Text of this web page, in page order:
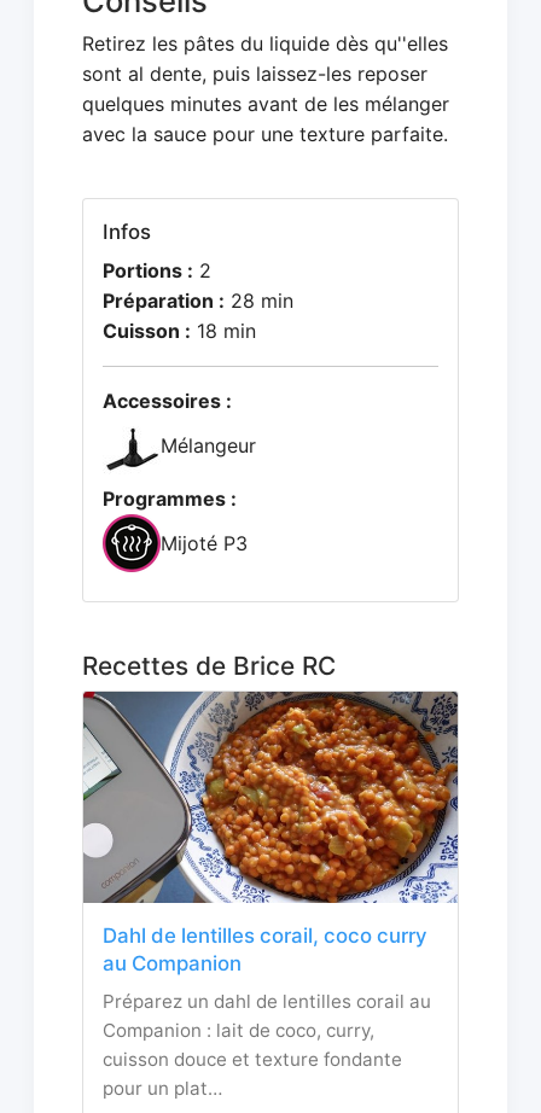
Retirez les pâtes du liquide dès qu''elles
sont al dente, puis laissez-les reposer
quelques minutes avant de les mélanger
avec la sauce pour une texture parfaite.
Infos
Portions : 2
Préparation : 28 min
Cuisson : 18 min
Accessoires :
Mélangeur
Programmes :
Mijoté P3
Recettes de Brice RC
Dahl de lentilles corail, coco curry
au Companion
Préparez un dahl de lentilles corail au
Companion : lait de coco, curry,
cuisson douce et texture fondante
pour un plat…